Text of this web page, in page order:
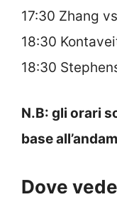
17:30 Zhang
18:30
18:30
N.B: gli orari
base
Dove